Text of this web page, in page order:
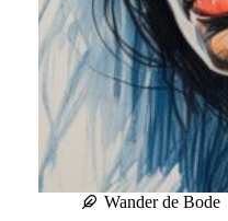
Wander de Bode